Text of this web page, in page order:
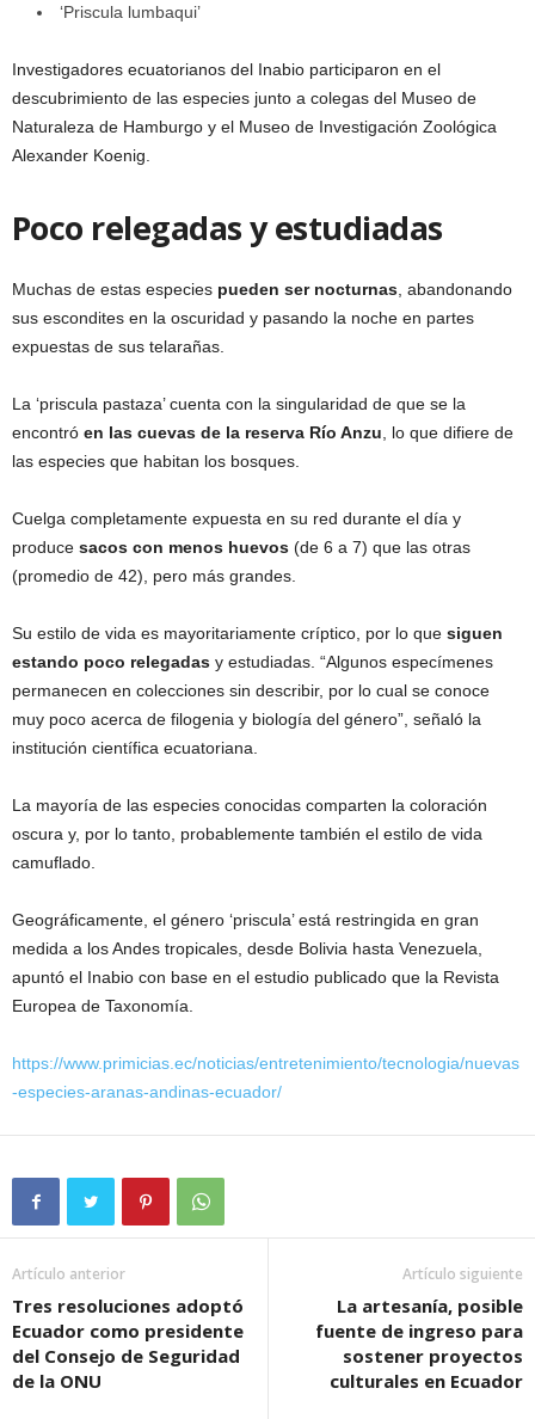
‘Priscula lumbaqui’
Investigadores ecuatorianos del Inabio participaron en el
descubrimiento de las especies junto a colegas del Museo de
Naturaleza de Hamburgo y el Museo de Investigación Zoológica
Alexander Koenig.
Poco relegadas y estudiadas
Muchas de estas especies pueden ser nocturnas , abandonando
sus escondites en la oscuridad y pasando la noche en partes
expuestas de sus telarañas.
La ‘priscula pastaza’ cuenta con la singularidad de que se la
encontró en las cuevas de la reserva Río Anzu , lo que difiere de
las especies que habitan los bosques.
Cuelga completamente expuesta en su red durante el día y
produce sacos con menos huevos (de 6 a 7) que las otras
(promedio de 42), pero más grandes.
Su estilo de vida es mayoritariamente críptico, por lo que siguen
estando poco relegadas y estudiadas. “Algunos especímenes
permanecen en colecciones sin describir, por lo cual se conoce
muy poco acerca de filogenia y biología del género”, señaló la
institución científica ecuatoriana.
La mayoría de las especies conocidas comparten la coloración
oscura y, por lo tanto, probablemente también el estilo de vida
camuflado.
Geográficamente, el género ‘priscula’ está restringida en gran
medida a los Andes tropicales, desde Bolivia hasta Venezuela,
apuntó el Inabio con base en el estudio publicado que la Revista
Europea de Taxonomía.
https://www.primicias.ec/noticias/entretenimiento/tecnologia/nuevas
-especies-aranas-andinas-ecuador/
Artículo anterior
Tres resoluciones adoptó
Ecuador como presidente
del Consejo de Seguridad
de la ONU
Artículo siguiente
La artesanía, posible
fuente de ingreso para
sostener proyectos
culturales en Ecuador